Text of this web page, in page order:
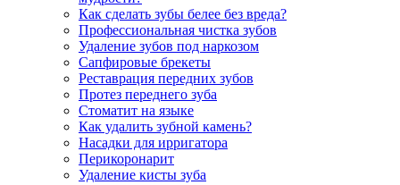
Как сделать зубы белее без вреда?
Профессиональная чистка зубов
Удаление зубов под наркозом
Сапфировые брекеты
Реставрация передних зубов
Протез переднего зуба
Стоматит на языке
Как удалить зубной камень?
Насадки для ирригатора
Перикоронарит
Удаление кисты зуба